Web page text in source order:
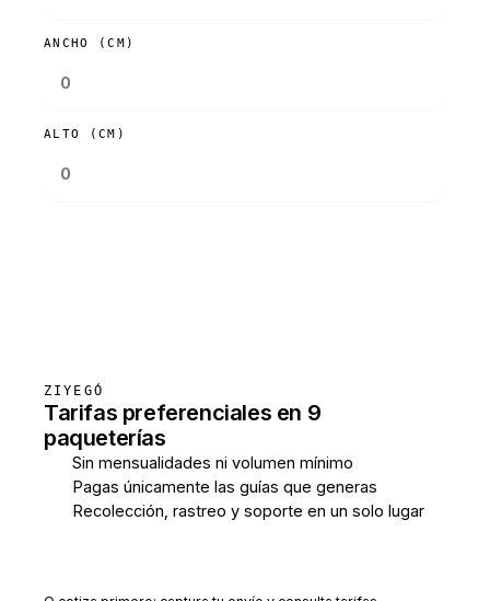
ANCHO (CM)
ALTO (CM)
ZIYEGÓ
Tarifas preferenciales en 9
paqueterías
Sin mensualidades ni volumen mínimo
Pagas únicamente las guías que generas
Recolección, rastreo y soporte en un solo lugar